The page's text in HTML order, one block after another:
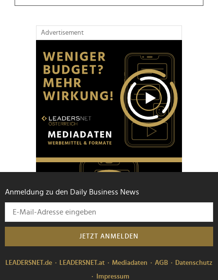
Advertisement
Anmeldung zu den Daily Business News
JETZT ANMELDEN
LEADERSNET.de LEADERSNET.at Mediadaten AGB
Datenschutz
Impressum